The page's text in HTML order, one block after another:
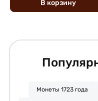
В корзину
Монеты 1723 года